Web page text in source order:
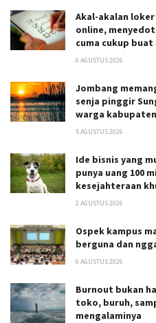
Akal-akalan
online,
cuma cukup
6 AGUSTUS 2026
Jombang
senja pinggir
warga
5 AGUSTUS 2026
Ide bisnis yang
punya uang 100
kesejahteraan
2 AGUSTUS 2026
Ospek kampus
berguna dan
6 AGUSTUS 2026
Burnout bukan
toko, buruh,
mengalaminya